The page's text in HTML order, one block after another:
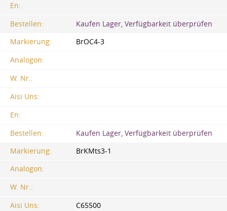
En:
Bestellen:
Kaufen Lager, Verfügbarkeit überprüfen
Markierung:
BrOC4-3
Analogon:
W. Nr.:
Aisi Uns:
En:
Bestellen:
Kaufen Lager, Verfügbarkeit überprüfen
Markierung:
BrKMts3-1
Analogon:
W. Nr.:
Aisi Uns:
C65500